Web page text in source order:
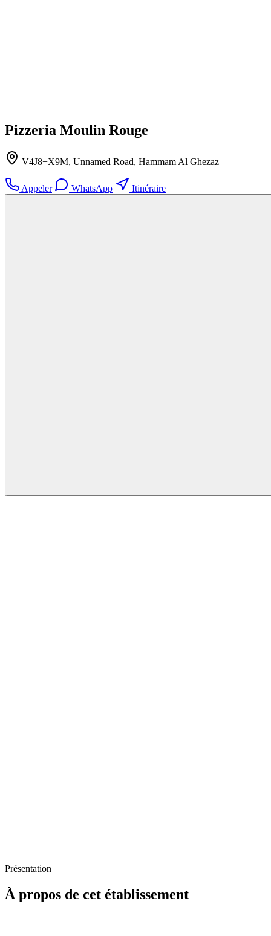
Pizzeria Moulin Rouge
V4J8+X9M, Unnamed Road, Hammam Al Ghezaz
Appeler WhatsApp Itinéraire
Présentation
À propos de cet établissement